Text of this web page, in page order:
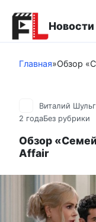
контенту
Главная»Обзор
Виталий
2 годаБез рубрики
Обзор
Affair